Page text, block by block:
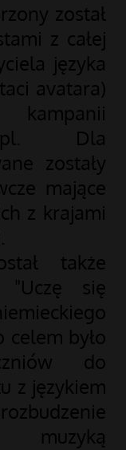
został
z całej
języka
avatara)
Dla
zostały
mające
z krajami
także
"Uczę się
celem było
do
z językiem
muzyką